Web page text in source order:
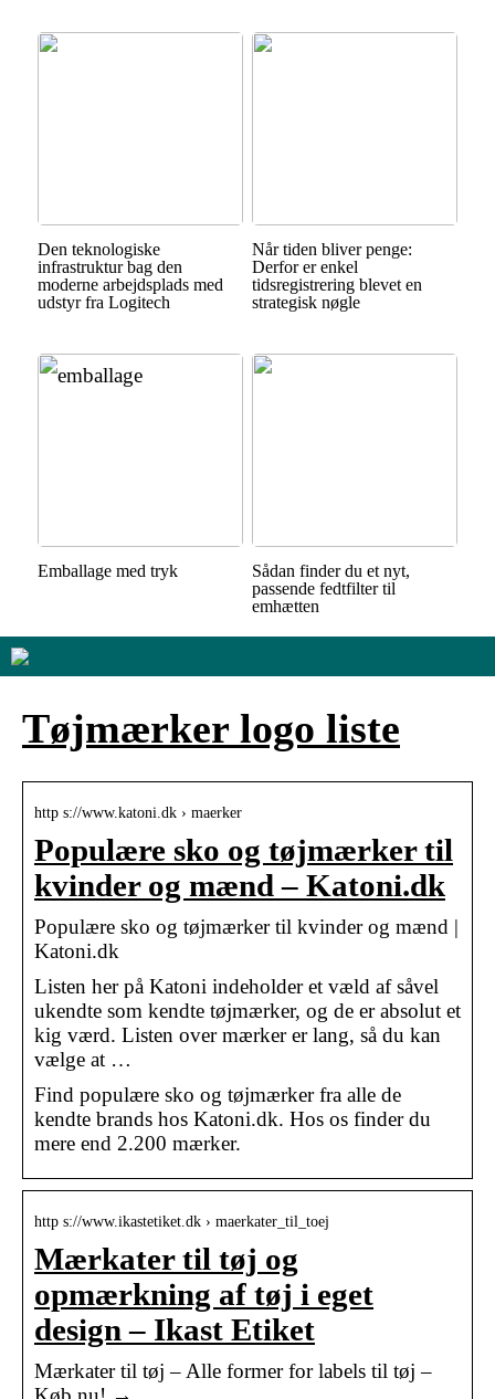
Den teknologiske
infrastruktur bag den
moderne arbejdsplads med
udstyr fra Logitech
Når tiden bliver penge:
Derfor er enkel
tidsregistrering blevet en
strategisk nøgle
Emballage med tryk
Sådan finder du et nyt,
passende fedtfilter til
emhætten
Tøjmærker logo liste
http s://www.katoni.dk › maerker
Populære sko og tøjmærker til
kvinder og mænd – Katoni.dk
Populære sko og tøjmærker til kvinder og mænd |
Katoni.dk
Listen her på Katoni indeholder et væld af såvel
ukendte som kendte tøjmærker, og de er absolut et
kig værd. Listen over mærker er lang, så du kan
vælge at …
Find populære sko og tøjmærker fra alle de
kendte brands hos Katoni.dk. Hos os finder du
mere end 2.200 mærker.
http s://www.ikastetiket.dk › maerkater_til_toej
Mærkater til tøj og
opmærkning af tøj i eget
design – Ikast Etiket
Mærkater til tøj – Alle former for labels til tøj –